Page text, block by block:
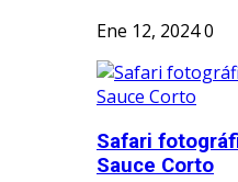
Ene 12, 20240
Safari
Sauce Corto